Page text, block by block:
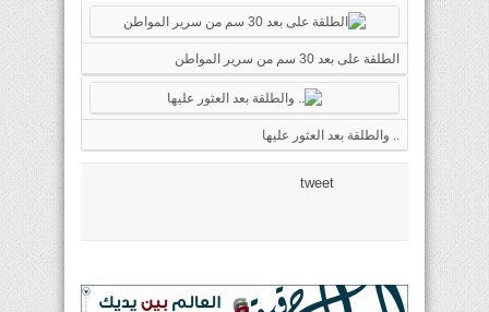
الطلقة على بعد 30 سم من سرير المواطن
.. والطلقة بعد العثور عليها
tweet